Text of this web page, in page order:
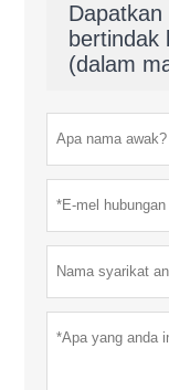
bertindak
(dalam